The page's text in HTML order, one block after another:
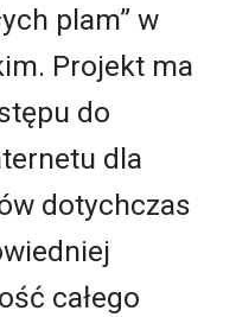
plam” w
Projekt ma
do
dla
dotychczas
całego